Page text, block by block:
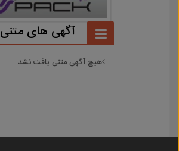
آگهی های متنی
هیچ آگهی متنی یافت نشد